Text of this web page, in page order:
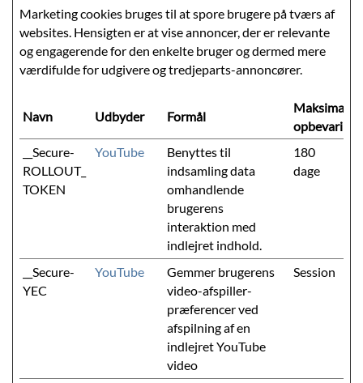
Marketing cookies bruges til at spore brugere på tværs af
websites. Hensigten er at vise annoncer, der er relevante
og engagerende for den enkelte bruger og dermed mere
værdifulde for udgivere og tredjeparts-annoncører.
Navn Udbyder Formål
Maksimal
__Secure-
ROLLOUT_
TOKEN
YouTube
Benyttes til
indsamling data
omhandlende
brugerens
interaktion med
indlejret indhold.
180
dage
__Secure-
YEC
YouTube
Gemmer brugerens
video-afspiller-
præferencer ved
afspilning af en
indlejret YouTube
video
Session